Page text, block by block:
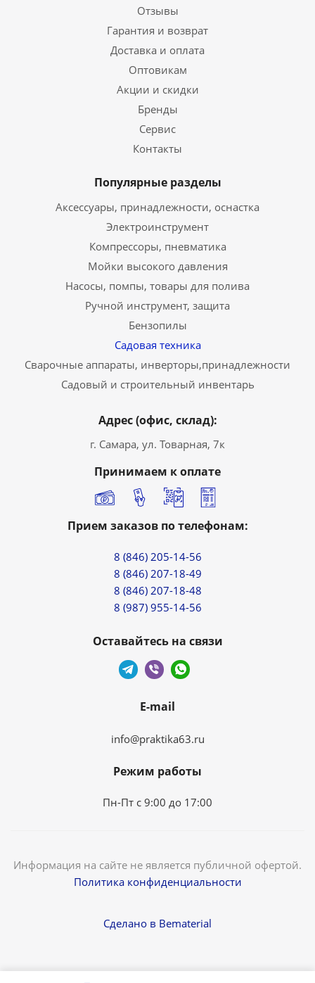
Отзывы
Гарантия и возврат
Доставка и оплата
Оптовикам
Акции и скидки
Бренды
Сервис
Контакты
Популярные разделы
Аксессуары, принадлежности, оснастка
Электроинструмент
Компрессоры, пневматика
Мойки высокого давления
Насосы, помпы, товары для полива
Ручной инструмент, защита
Бензопилы
Садовая техника
Сварочные аппараты, инверторы,принадлежности
Садовый и строительный инвентарь
Адрес (офис, склад):
г. Самара, ул. Товарная, 7к
Принимаем к оплате
Прием заказов по телефонам:
8 (846) 205-14-56
8 (846) 207-18-49
8 (846) 207-18-48
8 (987) 955-14-56
Оставайтесь на связи
E-mail
info@praktika63.ru
Режим работы
Пн-Пт с 9:00 до 17:00
Информация на сайте не является публичной офертой.
Политика конфиденциальности
Сделано в Bematerial